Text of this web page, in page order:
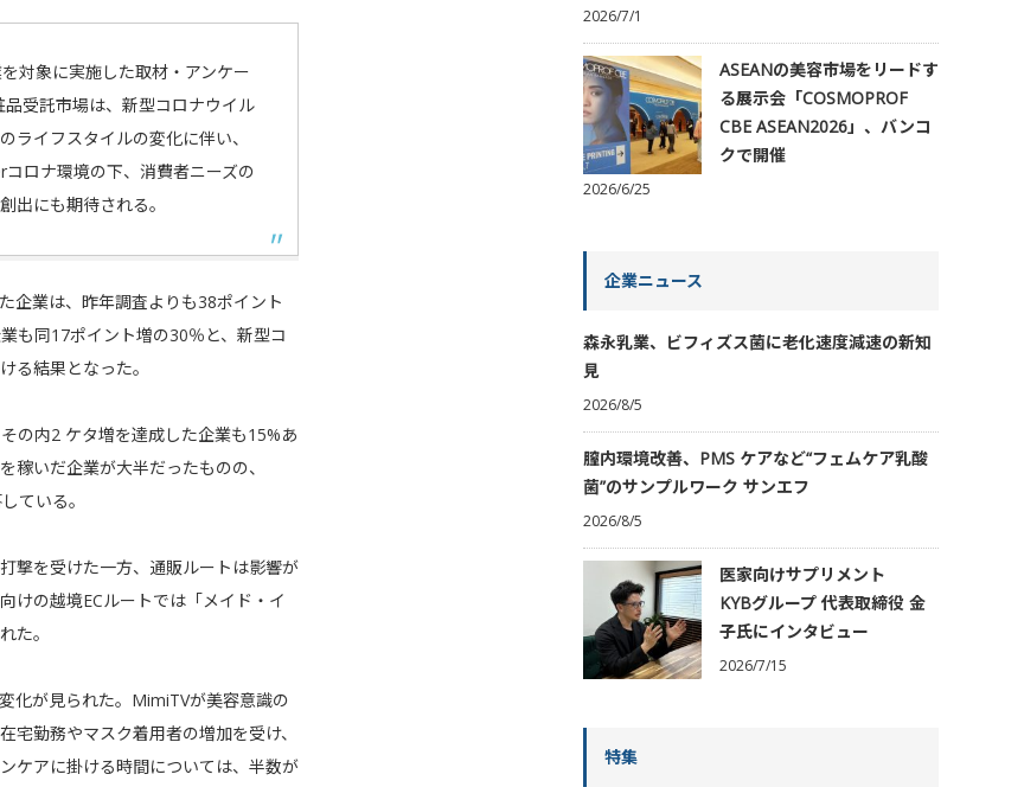
対象に実施した取材・アンケー
受託市場は、新型コロナウイル
ライフスタイルの変化に伴い、
ロナ環境の下、消費者ニーズの
出にも期待される。
企業は、昨年調査よりも38ポイント
も同17ポイント増の30％と、新型コ
る結果となった。
の内2 ケタ増を達成した企業も15%あ
稼いだ企業が大半だったものの、
ている。
撃を受けた一方、通販ルートは影響が
けの越境ECルートでは「メイド・イ
た。
化が見られた。MimiTVが美容意識の
勤務やマスク着用者の増加を受け、
ケアに掛ける時間については、半数が
2026/7/1
ASEANの美容市場をリードす
る展示会「COSMOPROF
CBE ASEAN2026」、バンコ
クで開催
2026/6/25
企業ニュース
森永乳業、ビフィズス菌に老化速度減速の新知
見
2026/8/5
膣内環境改善、PMS ケアなど“フェムケア乳酸
菌”のサンプルワーク サンエフ
2026/8/5
医家向けサプリメント
KYBグループ 代表取締役 金
子氏にインタビュー
2026/7/15
特集